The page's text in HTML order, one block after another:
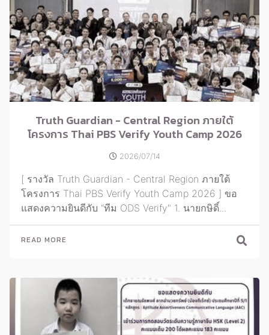
Truth Guardian - Central Region ภายใต้
โครงการ Thai PBS Verify Youth Camp 2026
2026/07/14
[ รางวัล Truth Guardian - Central Region ภายใต้
โครงการ Thai PBS Verify Youth Camp 2026 ] ขอ
แสดงความยินดีกับ “ทีม ODS Verify" 1. นายกษิดิ์...
READ MORE